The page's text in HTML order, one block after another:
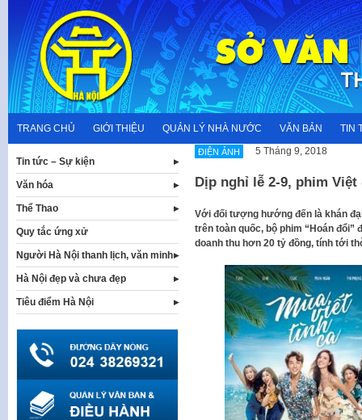
content
TRANG CHỦ GIỚI THIỆU QUẢN LÝ NHÀ NƯỚC VĂN BẢN TIN
ĐIỆN ẢNH 5 Tháng 9, 2018
Dịp nghỉ lễ 2-9, phim Việt
Với đối tượng hướng đến là khán
trên toàn quốc, bộ phim “Hoán
doanh thu hơn 20 tỷ đồng, tính tới
Tin tức – Sự kiện
Văn hóa
Thể Thao
Quy tắc ứng xử
Người Hà Nội thanh lịch, văn minh
Hà Nội đẹp và chưa đẹp
Tiêu điểm Hà Nội